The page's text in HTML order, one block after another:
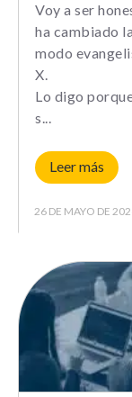
Voy a ser
ha cambiado
modo
X.
Lo digo
s
Leer más
26 DE MAYO DE